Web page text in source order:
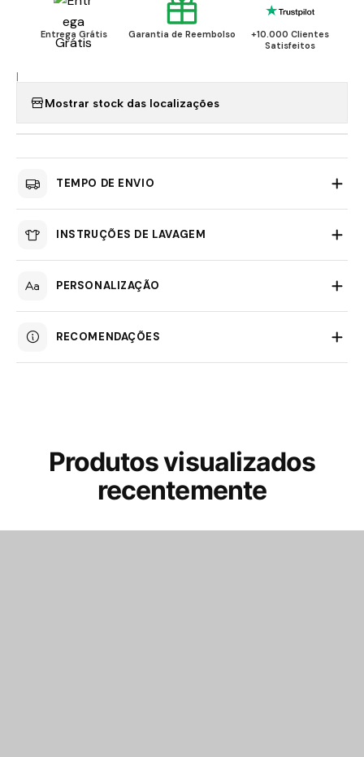
Entrega Grátis Garantia de Reembolso
+10.000 Clientes
Satisfeitos
|
Mostrar stock das localizações
TEMPO DE ENVIO
INSTRUÇÕES DE LAVAGEM
PERSONALIZAÇÃO
RECOMENDAÇÕES
Produtos visualizados
recentemente